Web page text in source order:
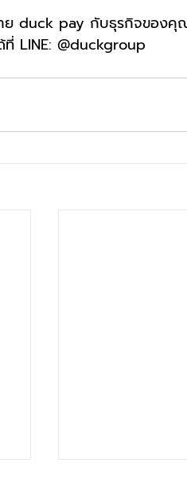
ย duck pay กับธุรกิจของคุ
LINE: @duckgroup